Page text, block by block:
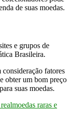
de suas moedas.
e grupos de
Brasileira.
fatores
obter um bom preço
suas moedas.
moedas raras e